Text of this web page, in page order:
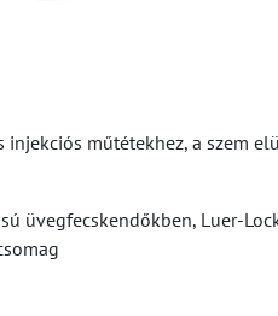
műtétekhez, a szem
üvegfecskendőkben, Luer-